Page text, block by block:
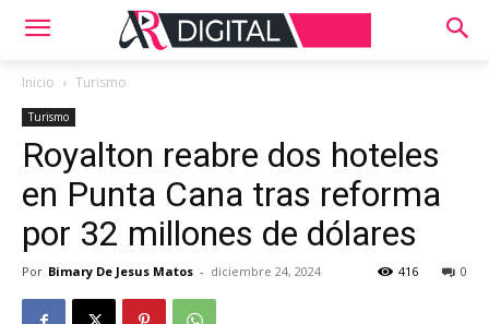
Inicio Turismo
Turismo
Royalton reabre dos hoteles
en Punta Cana tras reforma
por 32 millones de dólares
Por Bimary De Jesus Matos - diciembre 24, 2024 0
416